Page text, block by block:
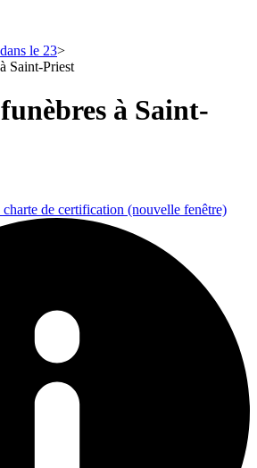
le 23
Saint-Priest
à Saint-
de certification (nouvelle fenêtre)